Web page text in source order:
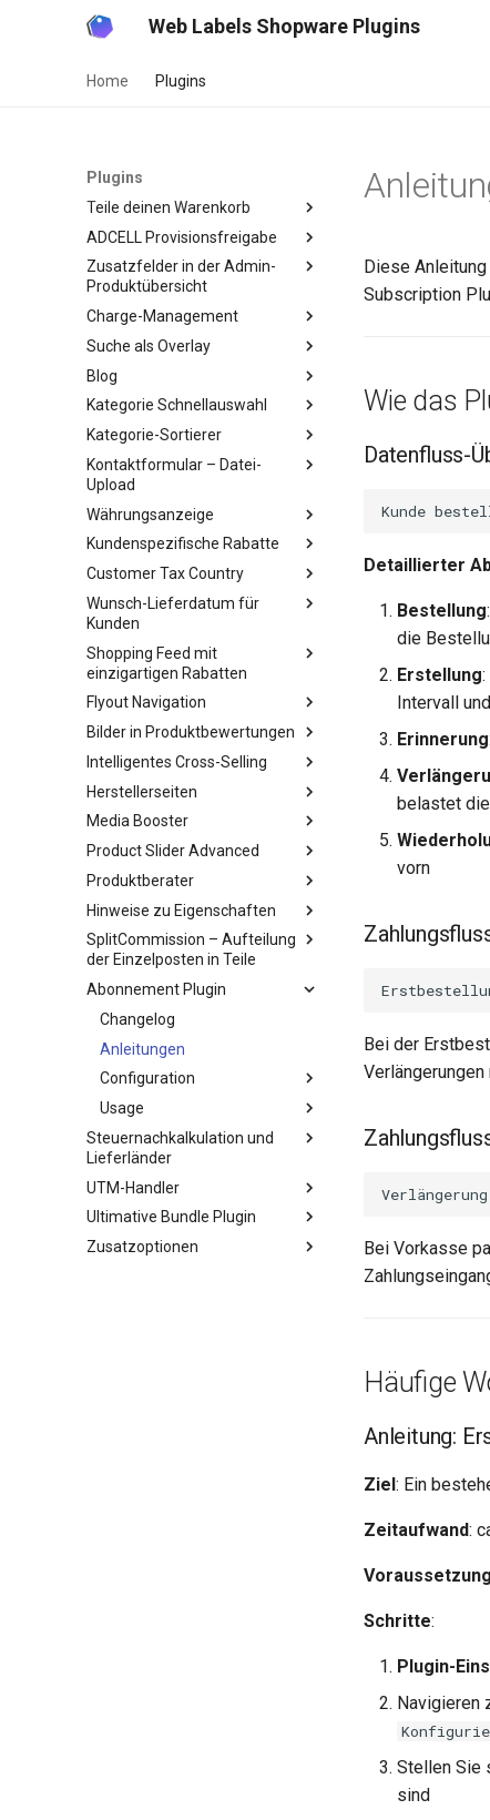
Web Labels Shopware Plugins
Home Plugins
Plugins
Teile deinen Warenkorb
ADCELL Provisionsfreigabe
Zusatzfelder in der Admin-
Produktübersicht
Charge-Management
Suche als Overlay
Blog
Kategorie Schnellauswahl
Kategorie-Sortierer
Kontaktformular – Datei-
Upload
Währungsanzeige
Kundenspezifische Rabatte
Customer Tax Country
Wunsch-Lieferdatum für
Kunden
Shopping Feed mit
einzigartigen Rabatten
Flyout Navigation
Bilder in Produktbewertungen
Intelligentes Cross-Selling
Herstellerseiten
Media Booster
Product Slider Advanced
Produktberater
Hinweise zu Eigenschaften
SplitCommission – Aufteilung
der Einzelposten in Teile
Abonnement Plugin
Changelog
Anleitungen
Configuration
Usage
Steuernachkalkulation und
Lieferländer
UTM-Handler
Ultimative Bundle Plugin
Zusatzoptionen
Diese
Subscription
Wie das
Datenfluss-
Detaillierter
Bestellung
die
Erstellung
Intervall
Erinnerung
belastet
vorn
Bei der
Bei Vorkasse
Häufige
Anleitung:
Ziel: Ein
Zeitaufwand:
Schritte:
Plugin-
Navigieren
Stellen Sie
sind